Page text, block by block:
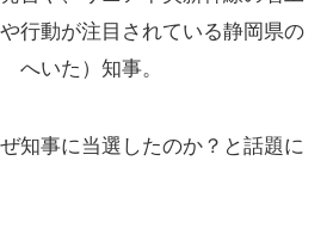
行動が注目されている静岡県の
へいた）知事。
知事に当選したのか？と話題に